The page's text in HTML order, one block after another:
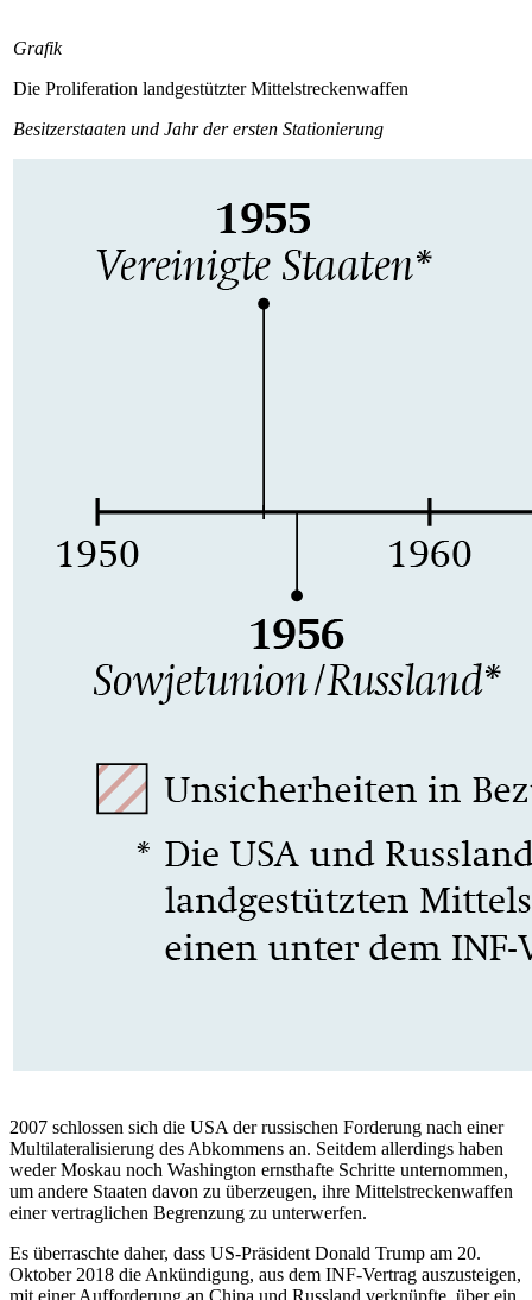
Grafik
Die Proliferation landgestützter Mittelstreckenwaffen
Besitzerstaaten und Jahr der ersten Stationierung
2007 schlossen sich die USA der russischen Forderung nach einer
Multilateralisierung des Abkommens an. Seitdem aller­dings haben
weder Moskau noch Washington ernsthafte Schritte unter­nommen,
um andere Staaten davon zu überzeugen, ihre Mittelstreckenwaffen
einer vertraglichen Begrenzung zu unterwerfen.
Es überraschte daher, dass US-Präsident Donald Trump am 20.
Oktober 2018 die An­kündigung, aus dem INF-Vertrag auszusteigen,
mit einer Aufforderung an China und Russland verknüpfte, über ein